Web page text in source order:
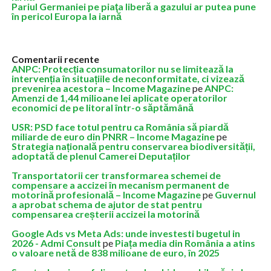
Pariul Germaniei pe piaţa liberă a gazului ar putea pune
în pericol Europa la iarnă
Comentarii recente
ANPC: Protecția consumatorilor nu se limitează la
intervenția în situațiile de neconformitate, ci vizează
prevenirea acestora – Income MagazinepeANPC:
Amenzi de 1,44 milioane lei aplicate operatorilor
economici de pe litoral într-o săptămână
USR: PSD face totul pentru ca România să piardă
miliarde de euro din PNRR – Income Magazinepe
Strategia națională pentru conservarea biodiversității,
adoptată de plenul Camerei Deputaților
Transportatorii cer transformarea schemei de
compensare a accizei în mecanism permanent de
motorină profesională – Income Magazinepe Guvernul
a aprobat schema de ajutor de stat pentru
compensarea creșterii accizei la motorină
Google Ads vs Meta Ads: unde investesti bugetul in
2026 - Admi Consult pe Piața media din România a atins
o valoare netă de 838 milioane de euro, în 2025